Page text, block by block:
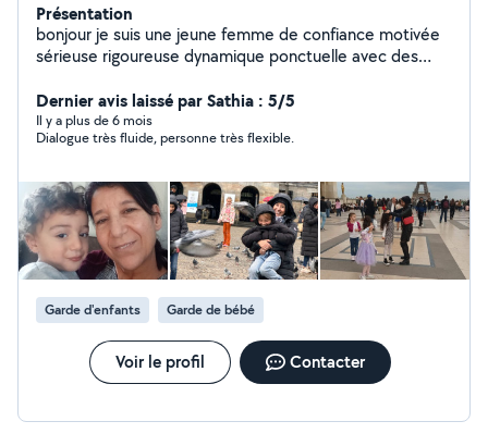
Présentation
bonjour je suis une jeune femme de confiance motivée
sérieuse rigoureuse dynamique ponctuelle avec des
personne âgées. Je suis maman de 5 enfants ,j'ai
travaillée en tant qu'infirmière et coach de fitness et
des autres services pendant 25 ans nounou et baby
présences du nuits et Les week-end, repas courses et
prise de médicaments. Pour plus d'informations
n'hésitez pas de me contacter . Merci d'avance
cordialement Mouna.
Dernier avis laissé par Sathia : 5/5
Il y a plus de 6 mois
Dialogue très fluide, personne très flexible.
Garde d'enfants Garde de bébé
Voir le profil Contacter